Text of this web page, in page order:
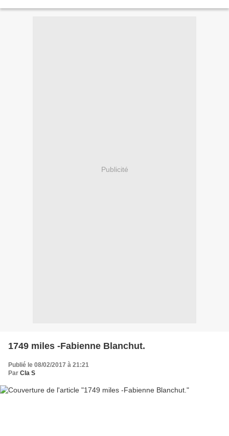
Publicité
1749 miles -Fabienne Blanchut.
Publié le 08/02/2017 à 21:21
Par Cla S